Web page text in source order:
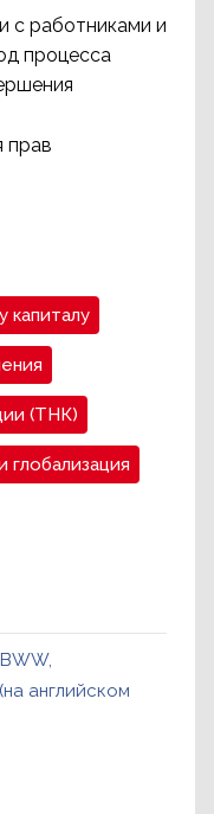
с работниками и
процесса
прав
капиталу
(ТНК)
глобализация
английском